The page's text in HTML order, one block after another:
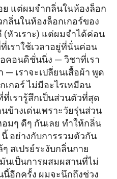
แต่ผมจำกลิ่นในห้องล็อก
ลิ่นในห้องล็อกเกอร์ของ
หัวเราะ) แต่ผมจำได้ค่อน
เราใช้เวลาอยู่ที่นั่นค่อน
คอนดิชั่นนิ่ง — วิชาที่เรา
เราจะเปลี่ยนเสื้อผ้า พูด
กอร์ ไม่มีอะไรเหมือน
เรารู้สึกเป็นส่วนตัวที่สุด
ข้างเด่นเพราะวัยรุ่นส่วน
ๆ ดีๆ กันเลย ทำให้กลิ่น
อย่างกับการรวมตัวกัน
สเปรย์ระงับกลิ่นกาย
นเป็นการผสมผสานที่ไม่
อีกครั้ง ผมจะนึกถึงช่วง